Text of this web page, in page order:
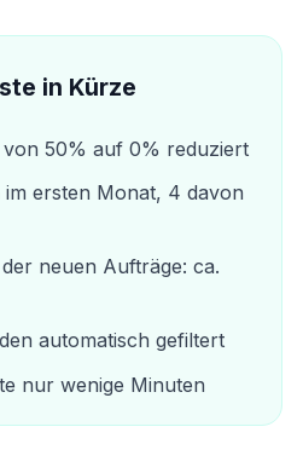
in Kürze
50% auf 0% reduziert
ersten Monat, 4 davon
neuen Aufträge: ca.
automatisch gefiltert
nur wenige Minuten